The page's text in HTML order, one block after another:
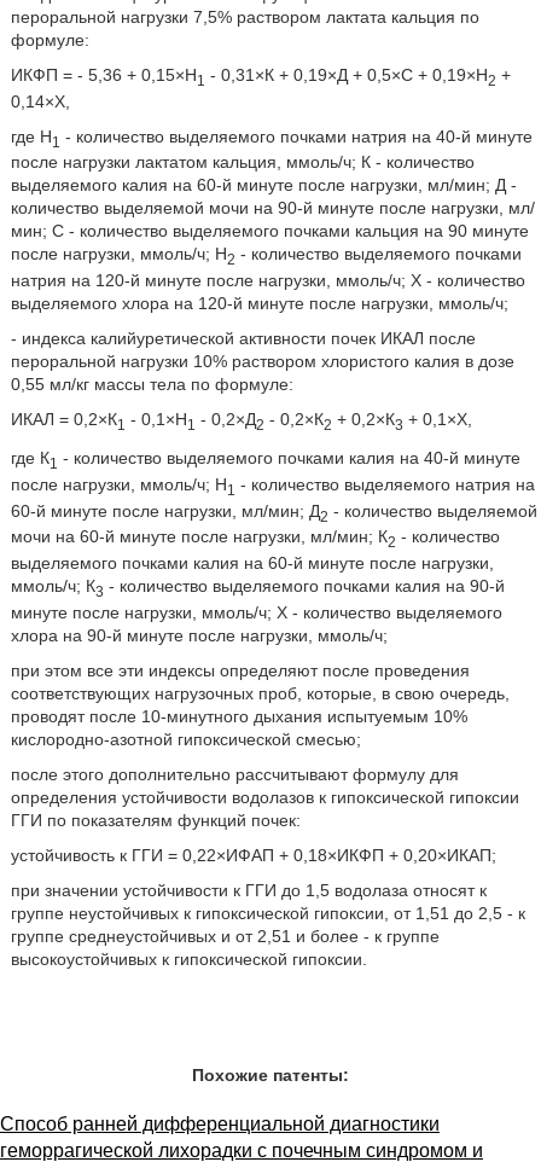
пероральной нагрузки 7,5% раствором лактата кальция по
формуле:
ИКФП = - 5,36 + 0,15×H1 - 0,31×К + 0,19×Д + 0,5×С + 0,19×Н2 +
0,14×Х,
где H1 - количество выделяемого почками натрия на 40-й минуте
после нагрузки лактатом кальция, ммоль/ч; К - количество
выделяемого калия на 60-й минуте после нагрузки, мл/мин; Д -
количество выделяемой мочи на 90-й минуте после нагрузки, мл/
мин; С - количество выделяемого почками кальция на 90 минуте
после нагрузки, ммоль/ч; Н2 - количество выделяемого почками
натрия на 120-й минуте после нагрузки, ммоль/ч; X - количество
выделяемого хлора на 120-й минуте после нагрузки, ммоль/ч;
- индекса калийуретической активности почек ИКАЛ после
пероральной нагрузки 10% раствором хлористого калия в дозе
0,55 мл/кг массы тела по формуле:
ИКАЛ = 0,2×К1 - 0,1×H1 - 0,2×Д2 - 0,2×К2 + 0,2×К3 + 0,1×Х,
где К1 - количество выделяемого почками калия на 40-й минуте
после нагрузки, ммоль/ч; H1 - количество выделяемого натрия на
60-й минуте после нагрузки, мл/мин; Д2 - количество выделяемой
мочи на 60-й минуте после нагрузки, мл/мин; К2 - количество
выделяемого почками калия на 60-й минуте после нагрузки,
ммоль/ч; К3 - количество выделяемого почками калия на 90-й
минуте после нагрузки, ммоль/ч; X - количество выделяемого
хлора на 90-й минуте после нагрузки, ммоль/ч;
при этом все эти индексы определяют после проведения
соответствующих нагрузочных проб, которые, в свою очередь,
проводят после 10-минутного дыхания испытуемым 10%
кислородно-азотной гипоксической смесью;
после этого дополнительно рассчитывают формулу для
определения устойчивости водолазов к гипоксической гипоксии
ГГИ по показателям функций почек:
устойчивость к ГГИ = 0,22×ИФАП + 0,18×ИКФП + 0,20×ИКАП;
при значении устойчивости к ГГИ до 1,5 водолаза относят к
группе неустойчивых к гипоксической гипоксии, от 1,51 до 2,5 - к
группе среднеустойчивых и от 2,51 и более - к группе
высокоустойчивых к гипоксической гипоксии.
Похожие патенты:
Способ ранней дифференциальной диагностики
геморрагической лихорадки с почечным синдромом и